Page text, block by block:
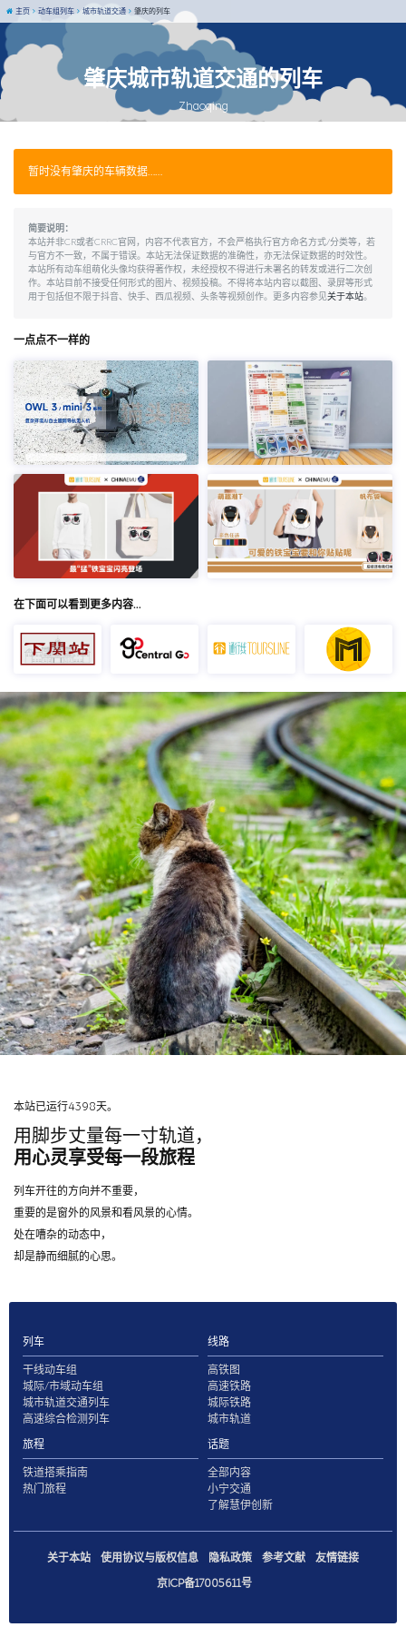
肇庆城市轨道交通的列车
Zhaoqing
主页 动车组列车 城市轨道交通 肇庆的列车
暂时没有肇庆的车辆数据……
简要说明：
本站并非CR或者CRRC官网，内容不代表官方，不会严格执行官方命名方式/分类等，若
与官方不一致，不属于错误。本站无法保证数据的准确性，亦无法保证数据的时效性。
本站所有动车组萌化头像均获得著作权，未经授权不得进行未署名的转发或进行二次创
作。本站目前不接受任何形式的图片、视频投稿。不得将本站内容以截图、录屏等形式
用于包括但不限于抖音、快手、西瓜视频、头条等视频创作。更多内容参见关于本站。
一点点不一样的
在下面可以看到更多内容…
本站已运行4398天。
用脚步丈量每一寸轨道，
用心灵享受每一段旅程
列车开往的方向并不重要，
重要的是窗外的风景和看风景的心情。
处在嘈杂的动态中，
却是静而细腻的心思。
列车
干线动车组
城际/市域动车组
城市轨道交通列车
高速综合检测列车
线路
高铁图
高速铁路
城际铁路
城市轨道
旅程
铁道搭乘指南
热门旅程
话题
全部内容
小宁交通
了解慧伊创新
关于本站 使用协议与版权信息 隐私政策 参考文献
友情链接
京ICP备17005611号